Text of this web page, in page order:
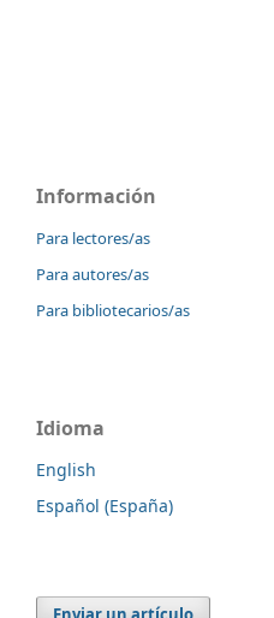
Información
Para lectores/as
Para autores/as
Para bibliotecarios/as
Idioma
English
Español (España)